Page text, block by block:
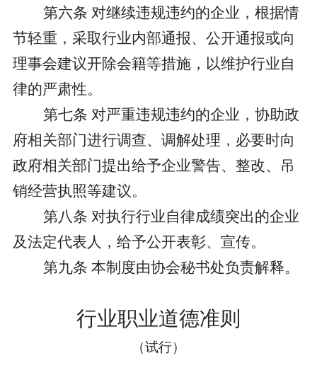
第六条 对继续违规违约的企业，根据情
节轻重，采取行业内部通报、公开通报或向
理事会建议开除会籍等措施，以维护行业自
律的严肃性。
第七条 对严重违规违约的企业，协助政
府相关部门进行调查、调解处理，必要时向
政府相关部门提出给予企业警告、整改、吊
销经营执照等建议。
第八条 对执行行业自律成绩突出的企业
及法定代表人，给予公开表彰、宣传。
第九条 本制度由协会秘书处负责解释。
行业职业道德准则
（试行）